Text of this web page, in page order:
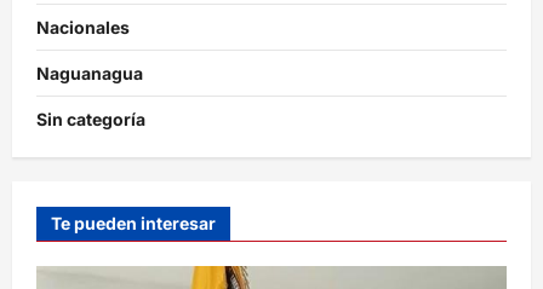
Nacionales
Naguanagua
Sin categoría
Te pueden interesar